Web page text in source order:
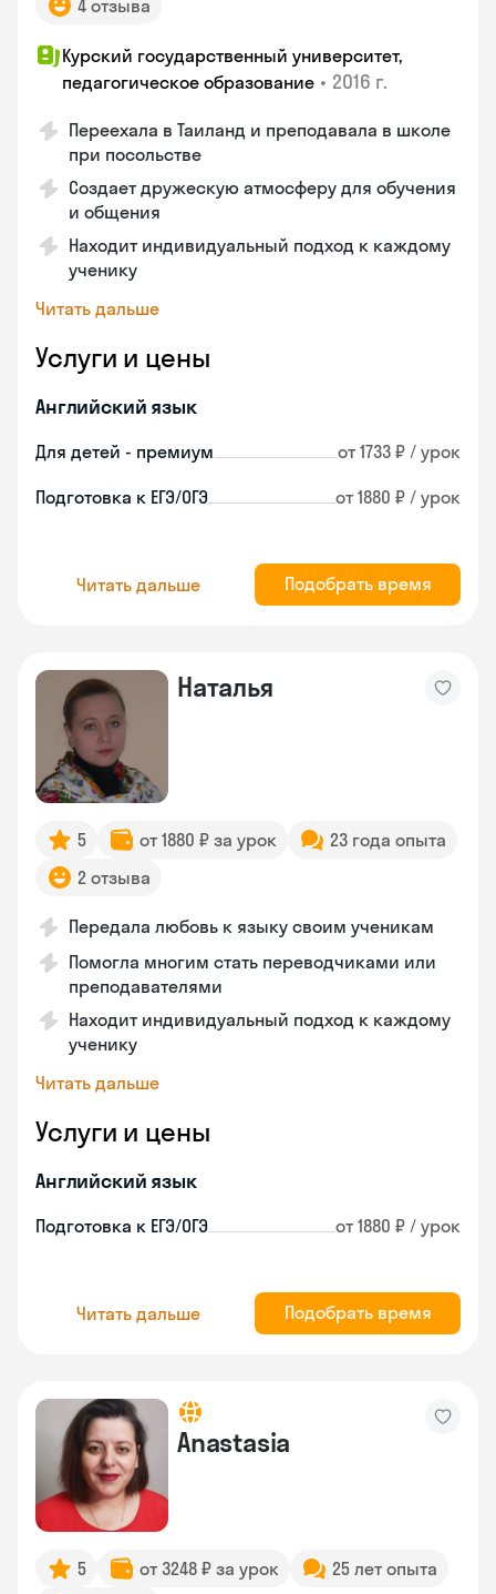
4 отзыва
Курский государственный университет,
педагогическое образование • 2016 г.
Переехала в Таиланд и преподавала в школе
при посольстве
Создает дружескую атмосферу для обучения
и общения
Находит индивидуальный подход к каждому
ученику
Читать дальше
Услуги и цены
Английский язык
Для детей - премиум от 1733 ₽ / урок
Подготовка к ЕГЭ/ОГЭ от 1880 ₽ / урок
Читать дальше Подобрать время
Наталья
5 от 1880 ₽ за урок
23 года опыта
2 отзыва
Передала любовь к языку своим ученикам
Помогла многим стать переводчиками или
преподавателями
Находит индивидуальный подход к каждому
ученику
Читать дальше
Услуги и цены
Английский язык
Подготовка к ЕГЭ/ОГЭ от 1880 ₽ / урок
Читать дальше Подобрать время
Anastasia
5 от 3248 ₽ за урок
25 лет опыта